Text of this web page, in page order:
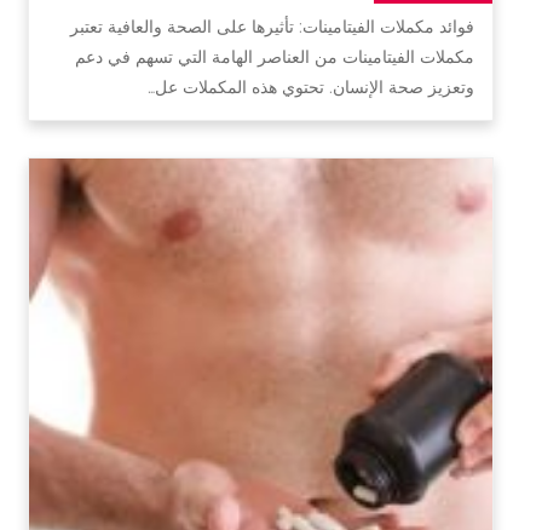
فوائد مكملات الفيتامينات: تأثيرها على الصحة والعافية تعتبر
مكملات الفيتامينات من العناصر الهامة التي تسهم في دعم
وتعزيز صحة الإنسان. تحتوي هذه المكملات عل…